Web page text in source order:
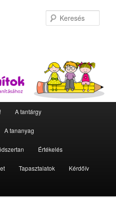
A tantárgy
A tananyag
Értékelés
Tapasztalatok Kérdőív